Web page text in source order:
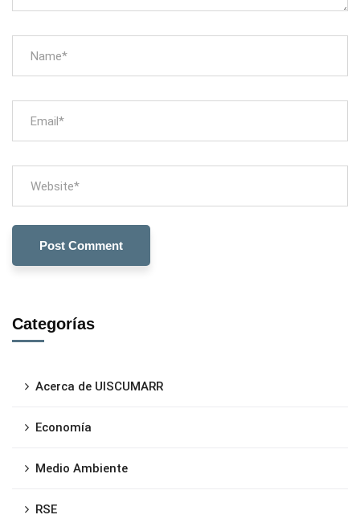
Categorías
Acerca de UISCUMARR
Economía
Medio Ambiente
RSE